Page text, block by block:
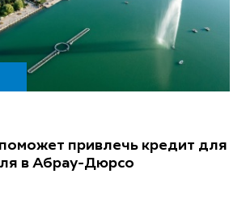
привлечь кредит для
в Абрау-Дюрсо